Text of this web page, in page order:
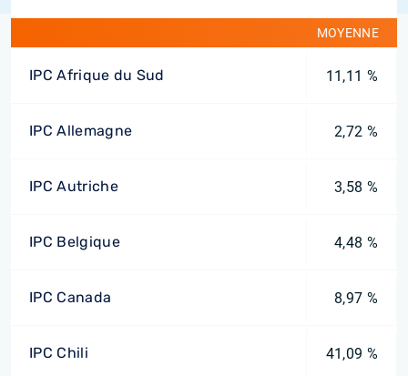
MOYENNE
IPC Afrique du Sud 11,11 %
IPC Allemagne 2,72 %
IPC Autriche 3,58 %
IPC Belgique 4,48 %
IPC Canada 8,97 %
IPC Chili 41,09 %